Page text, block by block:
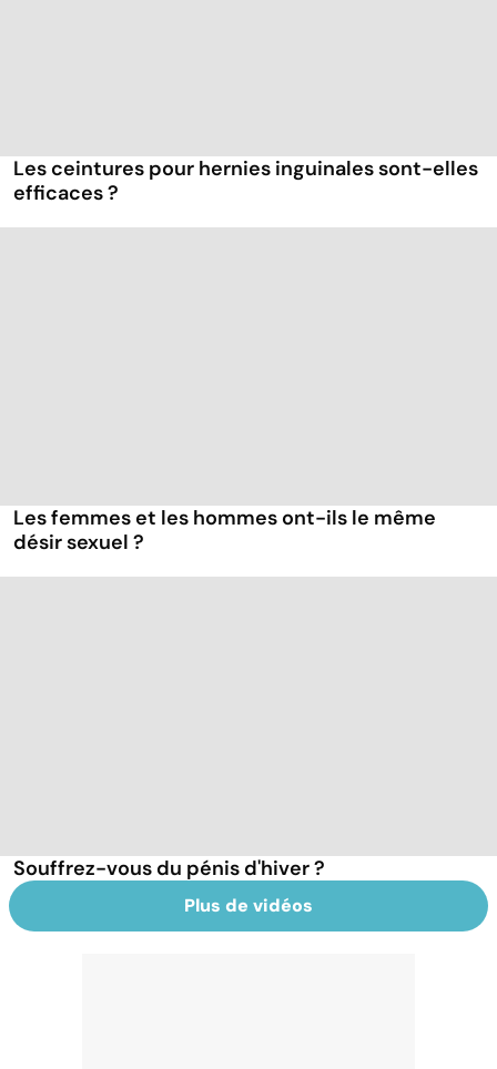
Les ceintures pour hernies inguinales sont-elles
efficaces ?
Les femmes et les hommes ont-ils le même
désir sexuel ?
Souffrez-vous du pénis d'hiver ?
Plus de vidéos